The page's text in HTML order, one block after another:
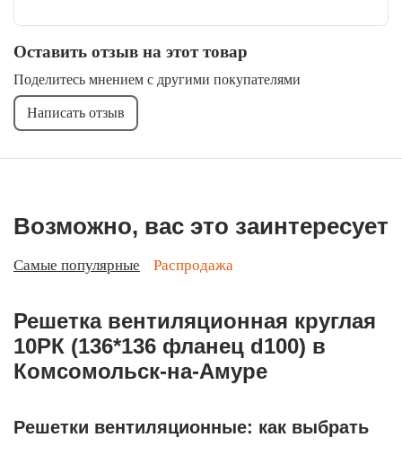
Оставить отзыв на этот товар
Поделитесь мнением с другими покупателями
Написать отзыв
Возможно, вас это заинтересует
Самые популярные Распродажа
Решетка вентиляционная круглая
10РК (136*136 фланец d100) в
Комсомольск-на-Амуре
Решетки вентиляционные: как выбрать